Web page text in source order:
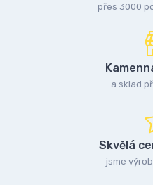
přes 3000
a sklad
Skvělá
jsme